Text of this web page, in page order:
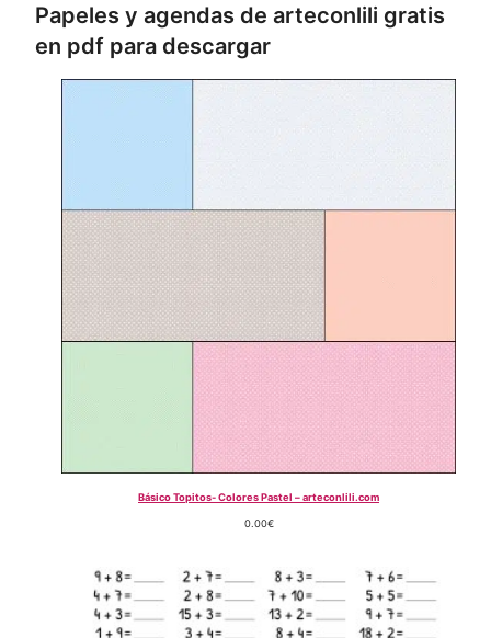
Papeles y agendas de arteconlili gratis
en pdf para descargar
Básico Topitos- Colores Pastel – arteconlili.com
0.00€